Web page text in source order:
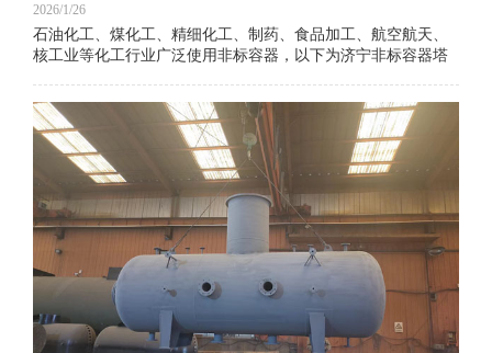
2026/1/26
石油化工、煤化工、精细化工、制药、食品加工、航空航天、
核工业等化工行业广泛使用非标容器，以下为济宁非标容器塔